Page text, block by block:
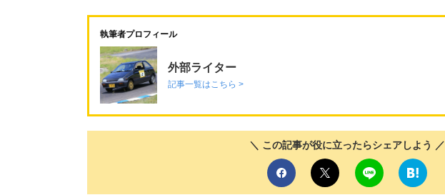
執筆者プロフィール
外部ライター
記事一覧はこちら >
＼ この記事が役に立ったらシェアしよう ／